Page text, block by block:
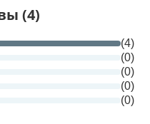
(4)
(4)
(0)
(0)
(0)
(0)